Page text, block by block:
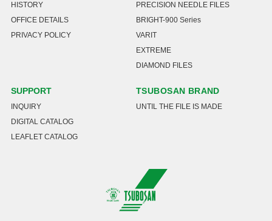
HISTORY
OFFICE DETAILS
PRIVACY POLICY
PRECISION NEEDLE FILES
BRIGHT-900 Series
VARIT
EXTREME
DIAMOND FILES
SUPPORT
INQUIRY
DIGITAL CATALOG
LEAFLET CATALOG
TSUBOSAN BRAND
UNTIL THE FILE IS MADE